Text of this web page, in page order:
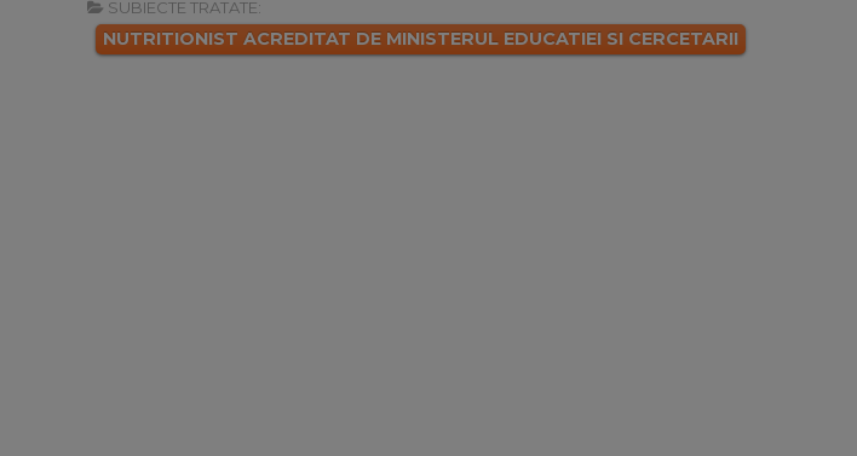
SUBIECTE TRATATE:
NUTRITIONIST ACREDITAT DE MINISTERUL EDUCATIEI SI CERCETARII